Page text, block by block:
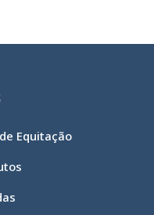
Equitação